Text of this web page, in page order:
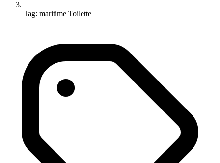
Tag: maritime Toilette